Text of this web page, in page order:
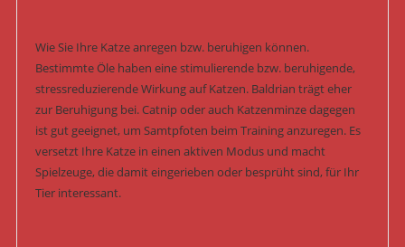
Wie Sie Ihre Katze anregen bzw. beruhigen können.
Bestimmte Öle haben eine stimulierende bzw. beruhigende,
stressreduzierende Wirkung auf Katzen. Baldrian trägt eher
zur Beruhigung bei. Catnip oder auch Katzenminze dagegen
ist gut geeignet, um Samtpfoten beim Training anzuregen. Es
versetzt Ihre Katze in einen aktiven Modus und macht
Spielzeuge, die damit eingerieben oder besprüht sind, für Ihr
Tier interessant.